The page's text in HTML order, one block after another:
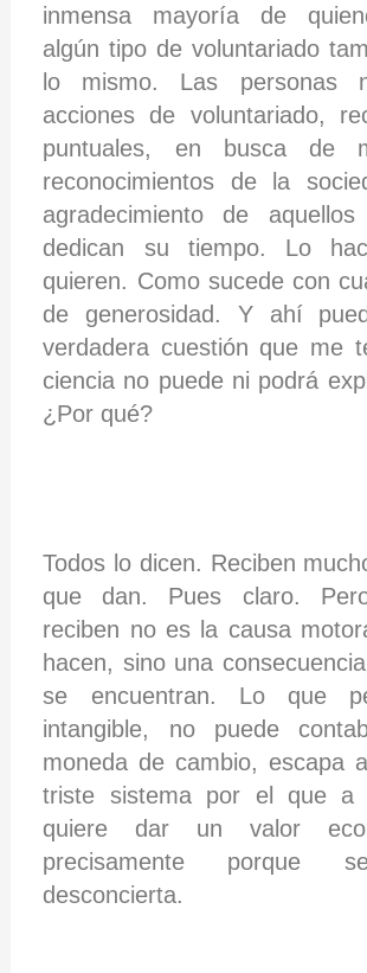
inmensa mayoría de
algún tipo de voluntariado
lo mismo. Las personas
acciones de voluntariado,
puntuales, en busca de
reconocimientos de la
agradecimiento de
dedican su tiempo. Lo
quieren. Como sucede con
de generosidad. Y ahí
verdadera cuestión que me
ciencia no puede ni podrá
¿Por qué?
Todos lo dicen. Reciben
que dan. Pues claro.
reciben no es la causa
hacen, sino una
se encuentran. Lo que
intangible, no puede
moneda de cambio, escapa
triste sistema por el que
quiere dar un valor
precisamente porque
desconcierta.